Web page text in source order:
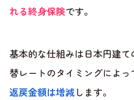
れる終身保険です。
基本的な仕組みは日本円建
替レートのタイミングによっ
返戻金額は増減します。